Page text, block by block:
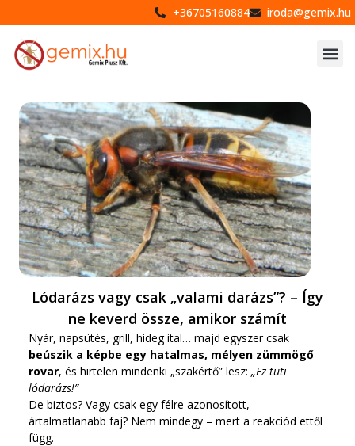
+36705160884 iroda@gemix.hu
Lódarázs vagy csak „valami darázs”? – Így
ne keverd össze, amikor számít
Nyár, napsütés, grill, hideg ital… majd egyszer csak
beúszik a képbe egy hatalmas, mélyen zümmögő
rovar, és hirtelen mindenki „szakértő” lesz:„Ez tuti
lódarázs!”
De biztos? Vagy csak egy félre azonosított,
ártalmatlanabb faj? Nem mindegy – mert a reakciód ettől
függ.